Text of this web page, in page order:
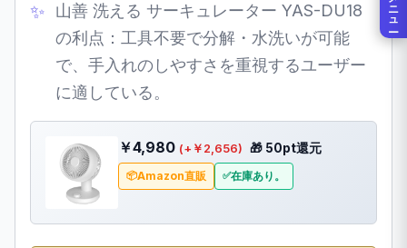
山善 洗える サーキュレーター YAS-DU18
の利点：工具不要で分解・水洗いが可能
で、手入れのしやすさを重視するユーザー
に適している。
￥4,980 (+￥2,656) 🎁 50pt還元
Amazon直販 在庫あり。